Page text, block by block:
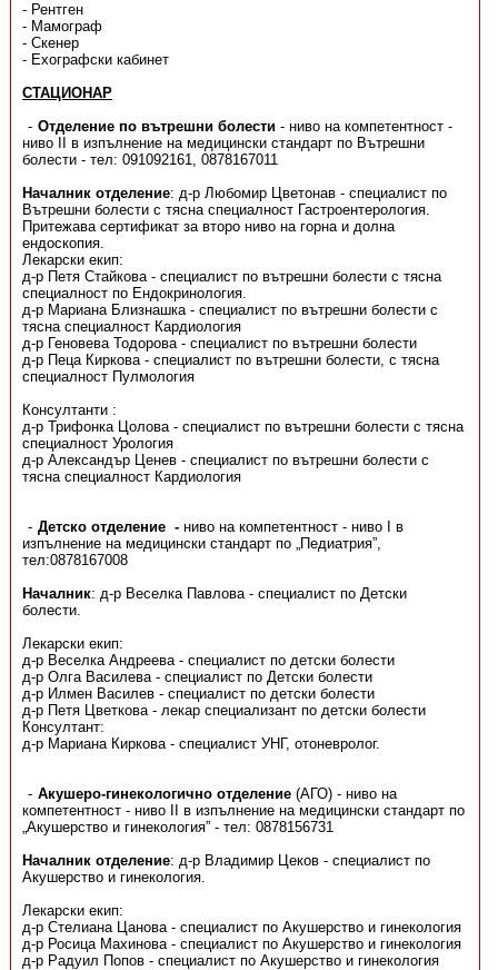
- Рентген
- Мамограф
- Скенер
- Ехографски кабинет
СТАЦИОНАР
Отделение по вътрешни болести- ниво на компетентност -
ниво ІI в изпълнение на медицински стандарт по Вътрешни
болести - тел: 091092161, 0878167011
Началник отделение: д-р Любомир Цветонав - специалист по
Вътрешни болести с тясна специалност Гастроентерология.
Притежава сертификат за второ ниво на горна и долна
ендоскопия.
Лекарски екип:
д-р Петя Стайкова - специалист по вътрешни болести с тясна
специалност по Ендокринология.
д-р Мариана Близнашка - специалист по вътрешни болести с
тясна специалност Кардиология
д-р Геновева Тодорова - специалист по вътрешни болести
д-р Пеца Киркова - специалист по вътрешни болести, с тясна
специалност Пулмология
Консултанти :
д-р Трифонка Цолова - специалист по вътрешни болести с тясна
специалност Урология
д-р Александър Ценев - специалист по вътрешни болести с
тясна специалност Кардиология
Детско отделение - ниво на компетентност - ниво І в
изпълнение на медицински стандарт по „Педиатрия”,
тел:0878167008
Началник: д-р Веселка Павлова - специалист по Детски
болести.
Лекарски екип:
д-р Веселка Андреева - специалист по детски болести
д-р Олга Василева - специалист по Детски болести
д-р Илмен Василев - специалист по детски болести
д-р Петя Цветкова - лекар специализант по детски болести
Консултант:
д-р Мариана Киркова - специалист УНГ, отоневролог.
Акушеро-гинекологично отделение(АГО) - ниво на
компетентност - ниво ІІ в изпълнение на медицински стандарт по
„Акушерство и гинекология” - тел: 0878156731
Началник отделение: д-р Владимир Цеков - специалист по
Акушерство и гинекология.
Лекарски екип:
д-р Стелиана Цанова - специалист по Акушерство и гинекология
д-р Росица Махинова - специалист по Акушерство и гинекология
д-р Радуил Попов - специалист по Акушерство и гинекология